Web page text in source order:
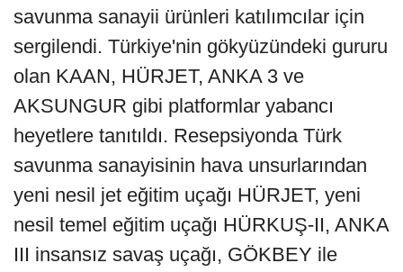
savunma sanayii ürünleri katılımcılar için
sergilendi. Türkiye'nin gökyüzündeki gururu
olan KAAN, HÜRJET, ANKA 3 ve
AKSUNGUR gibi platformlar yabancı
heyetlere tanıtıldı. Resepsiyonda Türk
savunma sanayisinin hava unsurlarından
yeni nesil jet eğitim uçağı HÜRJET, yeni
nesil temel eğitim uçağı HÜRKUŞ-II, ANKA
III insansız savaş uçağı, GÖKBEY ile